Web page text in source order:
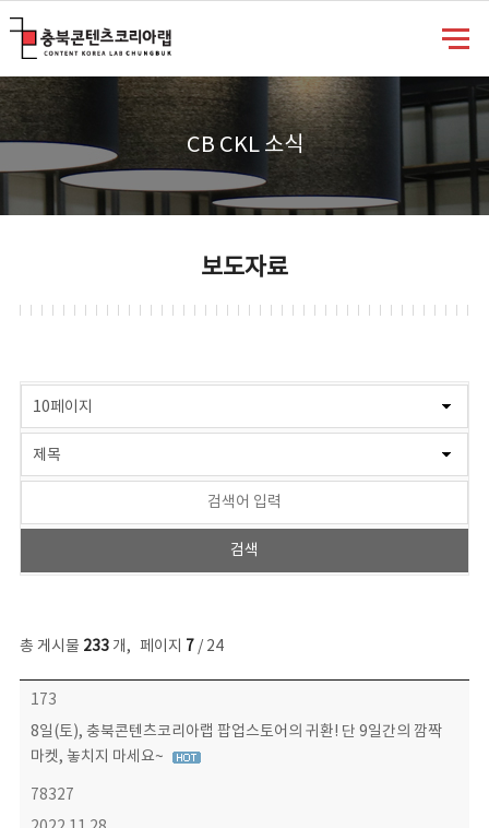
CB CKL 소식
보도자료
총 게시물 233개, 페이지 7 / 24
보도자료 목록 - 번호, 제목, 작성자, 파일, 조회수, 작성일 정보 제공
173
8일(토), 충북콘텐츠코리아랩 팝업스토어의 귀환! 단 9일간의 깜짝
마켓, 놓치지 마세요~
78327